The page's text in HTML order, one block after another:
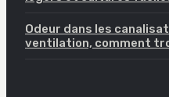
Odeur dans les
ventilation, comment